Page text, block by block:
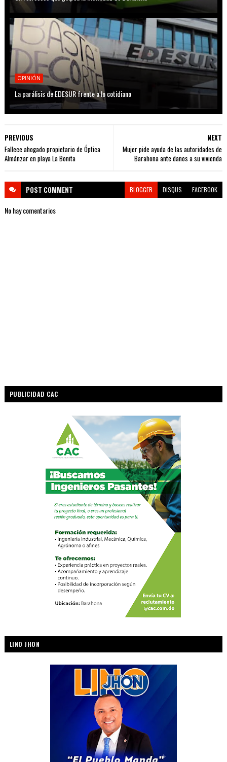
OPINIÓN
La parálisis de EDESUR frente a lo cotidiano
NEXT
Mujer pide ayuda de las autoridades de
Barahona ante daños a su vivienda
PREVIOUS
Fallece ahogado propietario de Óptica
Almánzar en playa La Bonita
POST COMMENT BLOGGER DISQUS FACEBOOK
No hay comentarios
PUBLICIDAD CAC
LINO JHON